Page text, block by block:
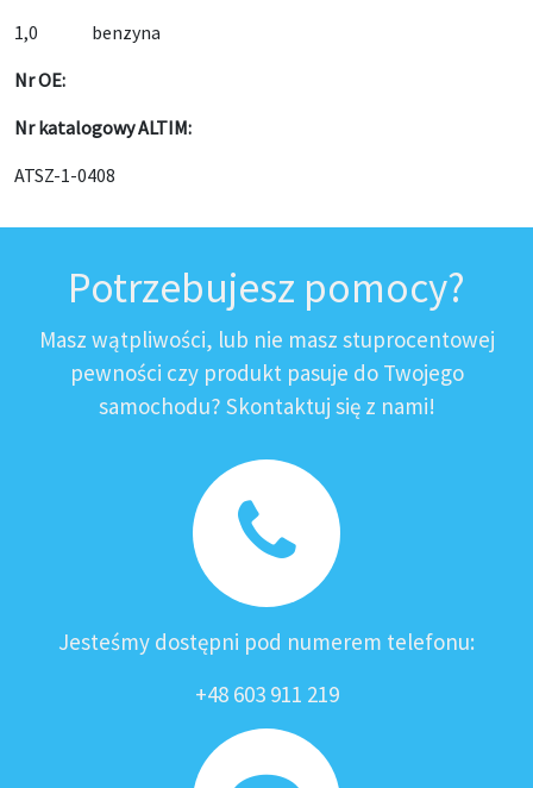
1,0 benzyna
Nr OE:
Nr katalogowy ALTIM:
ATSZ-1-0408
Potrzebujesz pomocy?
Masz wątpliwości, lub nie masz stuprocentowej
pewności czy produkt pasuje do Twojego
samochodu? Skontaktuj się z nami!
Jesteśmy dostępni pod numerem telefonu:
+48 603 911 219